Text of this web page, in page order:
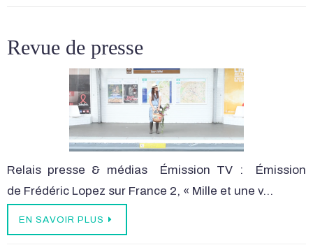
Revue de presse
Relais presse & médias Émission TV : Émission
de Frédéric Lopez sur France 2, « Mille et une v…
EN SAVOIR PLUS